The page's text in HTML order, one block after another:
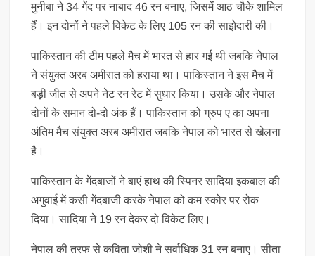
मुनीबा ने 34 गेंद पर नाबाद 46 रन बनाए, जिसमें आठ चौके शामिल
हैं। इन दोनों ने पहले विकेट के लिए 105 रन की साझेदारी की।
पाकिस्तान की टीम पहले मैच में भारत से हार गई थी जबकि नेपाल
ने संयुक्त अरब अमीरात को हराया था। पाकिस्तान ने इस मैच में
बड़ी जीत से अपने नेट रन रेट में सुधार किया। उसके और नेपाल
दोनों के समान दो-दो अंक हैं। पाकिस्तान को ग्रुप ए का अपना
अंतिम मैच संयुक्त अरब अमीरात जबकि नेपाल को भारत से खेलना
है।
पाकिस्तान के गेंदबाजों ने बाएं हाथ की स्पिनर सादिया इकबाल की
अगुवाई में कसी गेंदबाजी करके नेपाल को कम स्कोर पर रोक
दिया। सादिया ने 19 रन देकर दो विकेट लिए।
नेपाल की तरफ से कविता जोशी ने सर्वाधिक 31 रन बनाए। सीता